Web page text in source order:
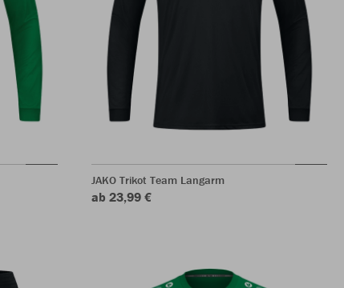
JAKO Trikot Team Langarm
ab 23,99 €